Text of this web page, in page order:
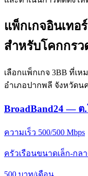
แพ็กเกจอินเทอ
สำหรับโคกกรว
เลือกแพ็กเกจ 3BB ที่เ
อำเภอปากพลี จังหวัดน
BroadBand24 — ต
ความเร็ว 500/500 Mbps
ครัวเรือนขนาดเล็ก-กล
500 บาท/เดือน